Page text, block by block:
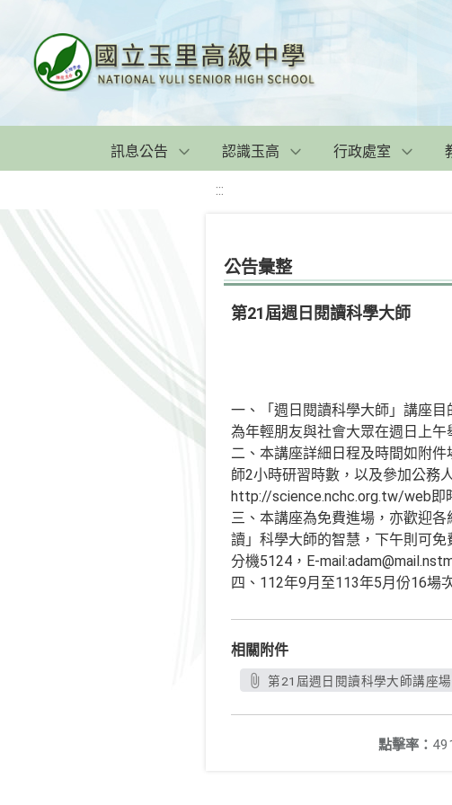
訊息公告 認識玉高 行政處室
:::
公告彙整
第21屆週日閱讀科學大師
一、「週日閱讀科學大師」講座
為年輕朋友與社會大眾在週日上午
二、本講座詳細日程及時間如附
師2小時研習時數，以及參加公務
http://science.nchc.org.tw/web即
三、本講座為免費進場，亦歡迎
讀」科學大師的智慧，下午則可
分機5124，E-
四、112年9月至113年5月份16場
相關附件
第21屆週日閱讀科學大師講座
點擊率：